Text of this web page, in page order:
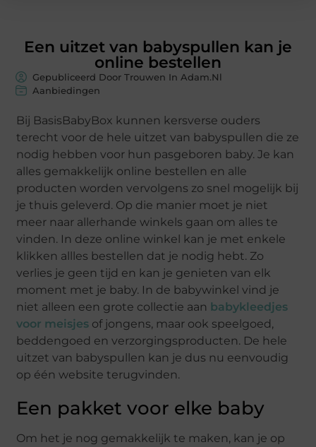
Een uitzet van babyspullen kan je
online bestellen
Gepubliceerd Door Trouwen In Adam.nl
Aanbiedingen
Bij BasisBabyBox kunnen kersverse ouders
terecht voor de hele uitzet van babyspullen die ze
nodig hebben voor hun pasgeboren baby. Je kan
alles gemakkelijk online bestellen en alle
producten worden vervolgens zo snel mogelijk bij
je thuis geleverd. Op die manier moet je niet
meer naar allerhande winkels gaan om alles te
vinden. In deze online winkel kan je met enkele
klikken allles bestellen dat je nodig hebt. Zo
verlies je geen tijd en kan je genieten van elk
moment met je baby. In de babywinkel vind je
niet alleen een grote collectie aan babykleedjes
voor meisjes of jongens, maar ook speelgoed,
beddengoed en verzorgingsproducten. De hele
uitzet van babyspullen kan je dus nu eenvoudig
op één website terugvinden.
Een pakket voor elke baby
Om het je nog gemakkelijk te maken, kan je op